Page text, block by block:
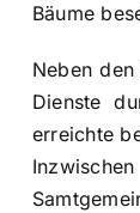
Bäume
Neben
Dienste
erreichte